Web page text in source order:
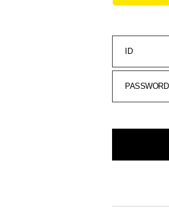
ID
PASSWORD